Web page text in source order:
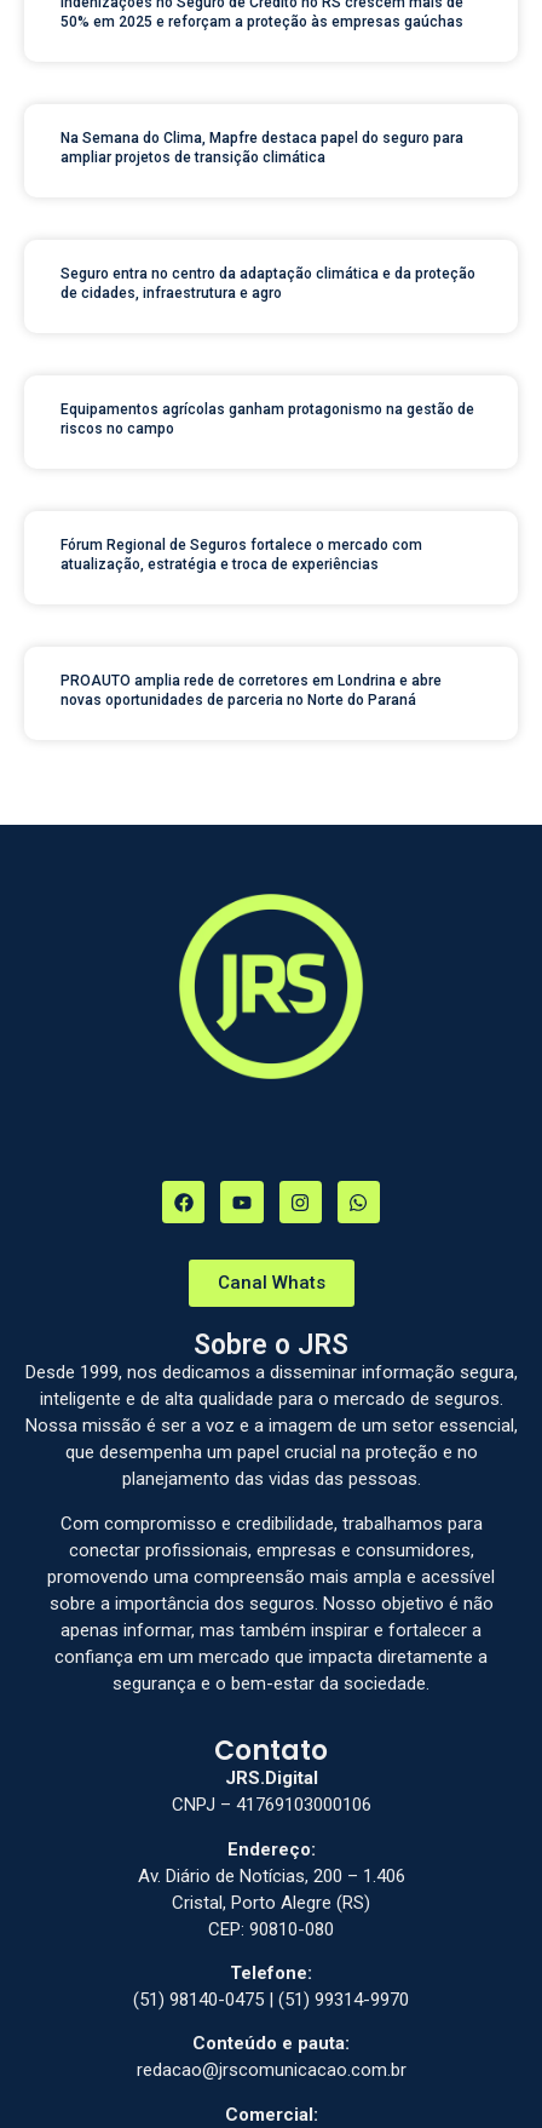
50% em 2025 e reforçam a proteção às empresas gaúchas
Na Semana do Clima, Mapfre destaca papel do seguro para
ampliar projetos de transição climática
Seguro entra no centro da adaptação climática e da proteção
de cidades, infraestrutura e agro
Equipamentos agrícolas ganham protagonismo na gestão de
riscos no campo
Fórum Regional de Seguros fortalece o mercado com
atualização, estratégia e troca de experiências
PROAUTO amplia rede de corretores em Londrina e abre
novas oportunidades de parceria no Norte do Paraná
Canal Whats
Sobre o JRS
Desde 1999, nos dedicamos a disseminar informação segura,
inteligente e de alta qualidade para o mercado de seguros.
Nossa missão é ser a voz e a imagem de um setor essencial,
que desempenha um papel crucial na proteção e no
planejamento das vidas das pessoas.
Com compromisso e credibilidade, trabalhamos para
conectar profissionais, empresas e consumidores,
promovendo uma compreensão mais ampla e acessível
sobre a importância dos seguros. Nosso objetivo é não
apenas informar, mas também inspirar e fortalecer a
confiança em um mercado que impacta diretamente a
segurança e o bem-estar da sociedade.
Contato
JRS.Digital
CNPJ – 41769103000106
Endereço:
Av. Diário de Notícias, 200 – 1.406
Cristal, Porto Alegre (RS)
CEP: 90810-080
Telefone:
(51) 98140-0475 | (51) 99314-9970
Conteúdo e pauta:
redacao@jrscomunicacao.com.br
Comercial: